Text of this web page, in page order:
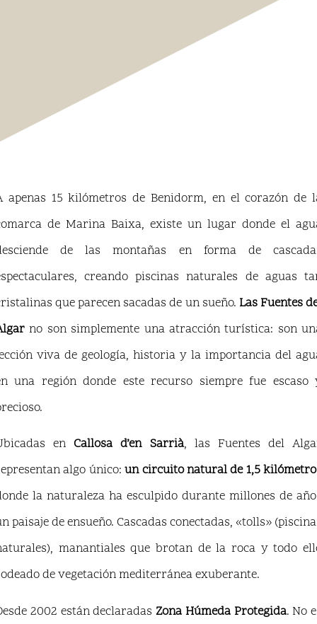
apenas 15 kilómetros de Benidorm, en el corazón de
de Marina Baixa, existe un lugar donde el
de las montañas en forma de
creando piscinas naturales de aguas
que parecen sacadas de un sueño. Las Fuentes
no son simplemente una atracción turística: son
viva de geología, historia y la importancia del
una región donde este recurso siempre fue escaso
enCallosa d’en Sarrià, las Fuentes del
algo único:un circuito natural de 1,5
la naturaleza ha esculpido durante millones de
paisaje de ensueño. Cascadas conectadas, «tolls»
manantiales que brotan de la roca y todo
de vegetación mediterránea exuberante.
2002 están declaradas Zona Húmeda Protegida. No